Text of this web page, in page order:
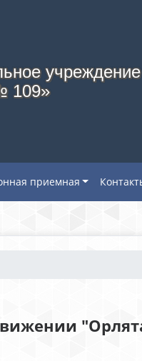
учреждение
109»
приемная